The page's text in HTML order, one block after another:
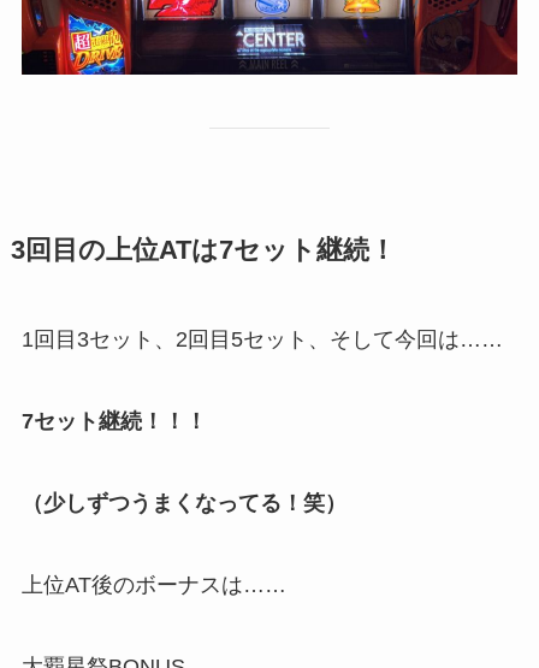
3回目の上位ATは7セット継続！
1回目3セット、2回目5セット、そして今回は……
7セット継続！！！
（少しずつうまくなってる！笑）
上位AT後のボーナスは……